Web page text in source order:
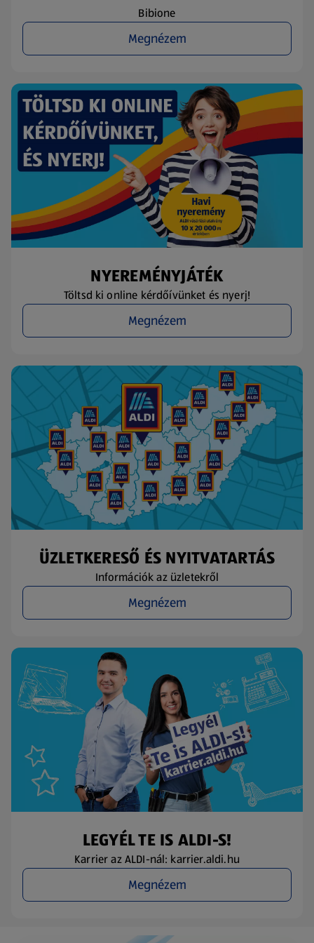
Bibione
Megnézem
NYEREMÉNYJÁTÉK
Töltsd ki online kérdőívünket és nyerj!
Megnézem
ÜZLETKERESŐ ÉS NYITVATARTÁS
Információk az üzletekről
Megnézem
LEGYÉL TE IS ALDI-S!
Karrier az ALDI-nál: karrier.aldi.hu
Megnézem